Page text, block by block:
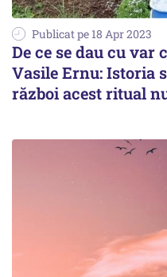
Publicat pe 18 Apr 2023
De ce se dau cu
Vasile Ernu: Istoria
război acest ritual